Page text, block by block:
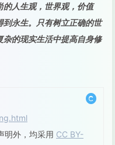
人生观，世界观，价值
永生。只有树立正确的世
的现实生活中提高自身修
明外，均采用 CC BY-